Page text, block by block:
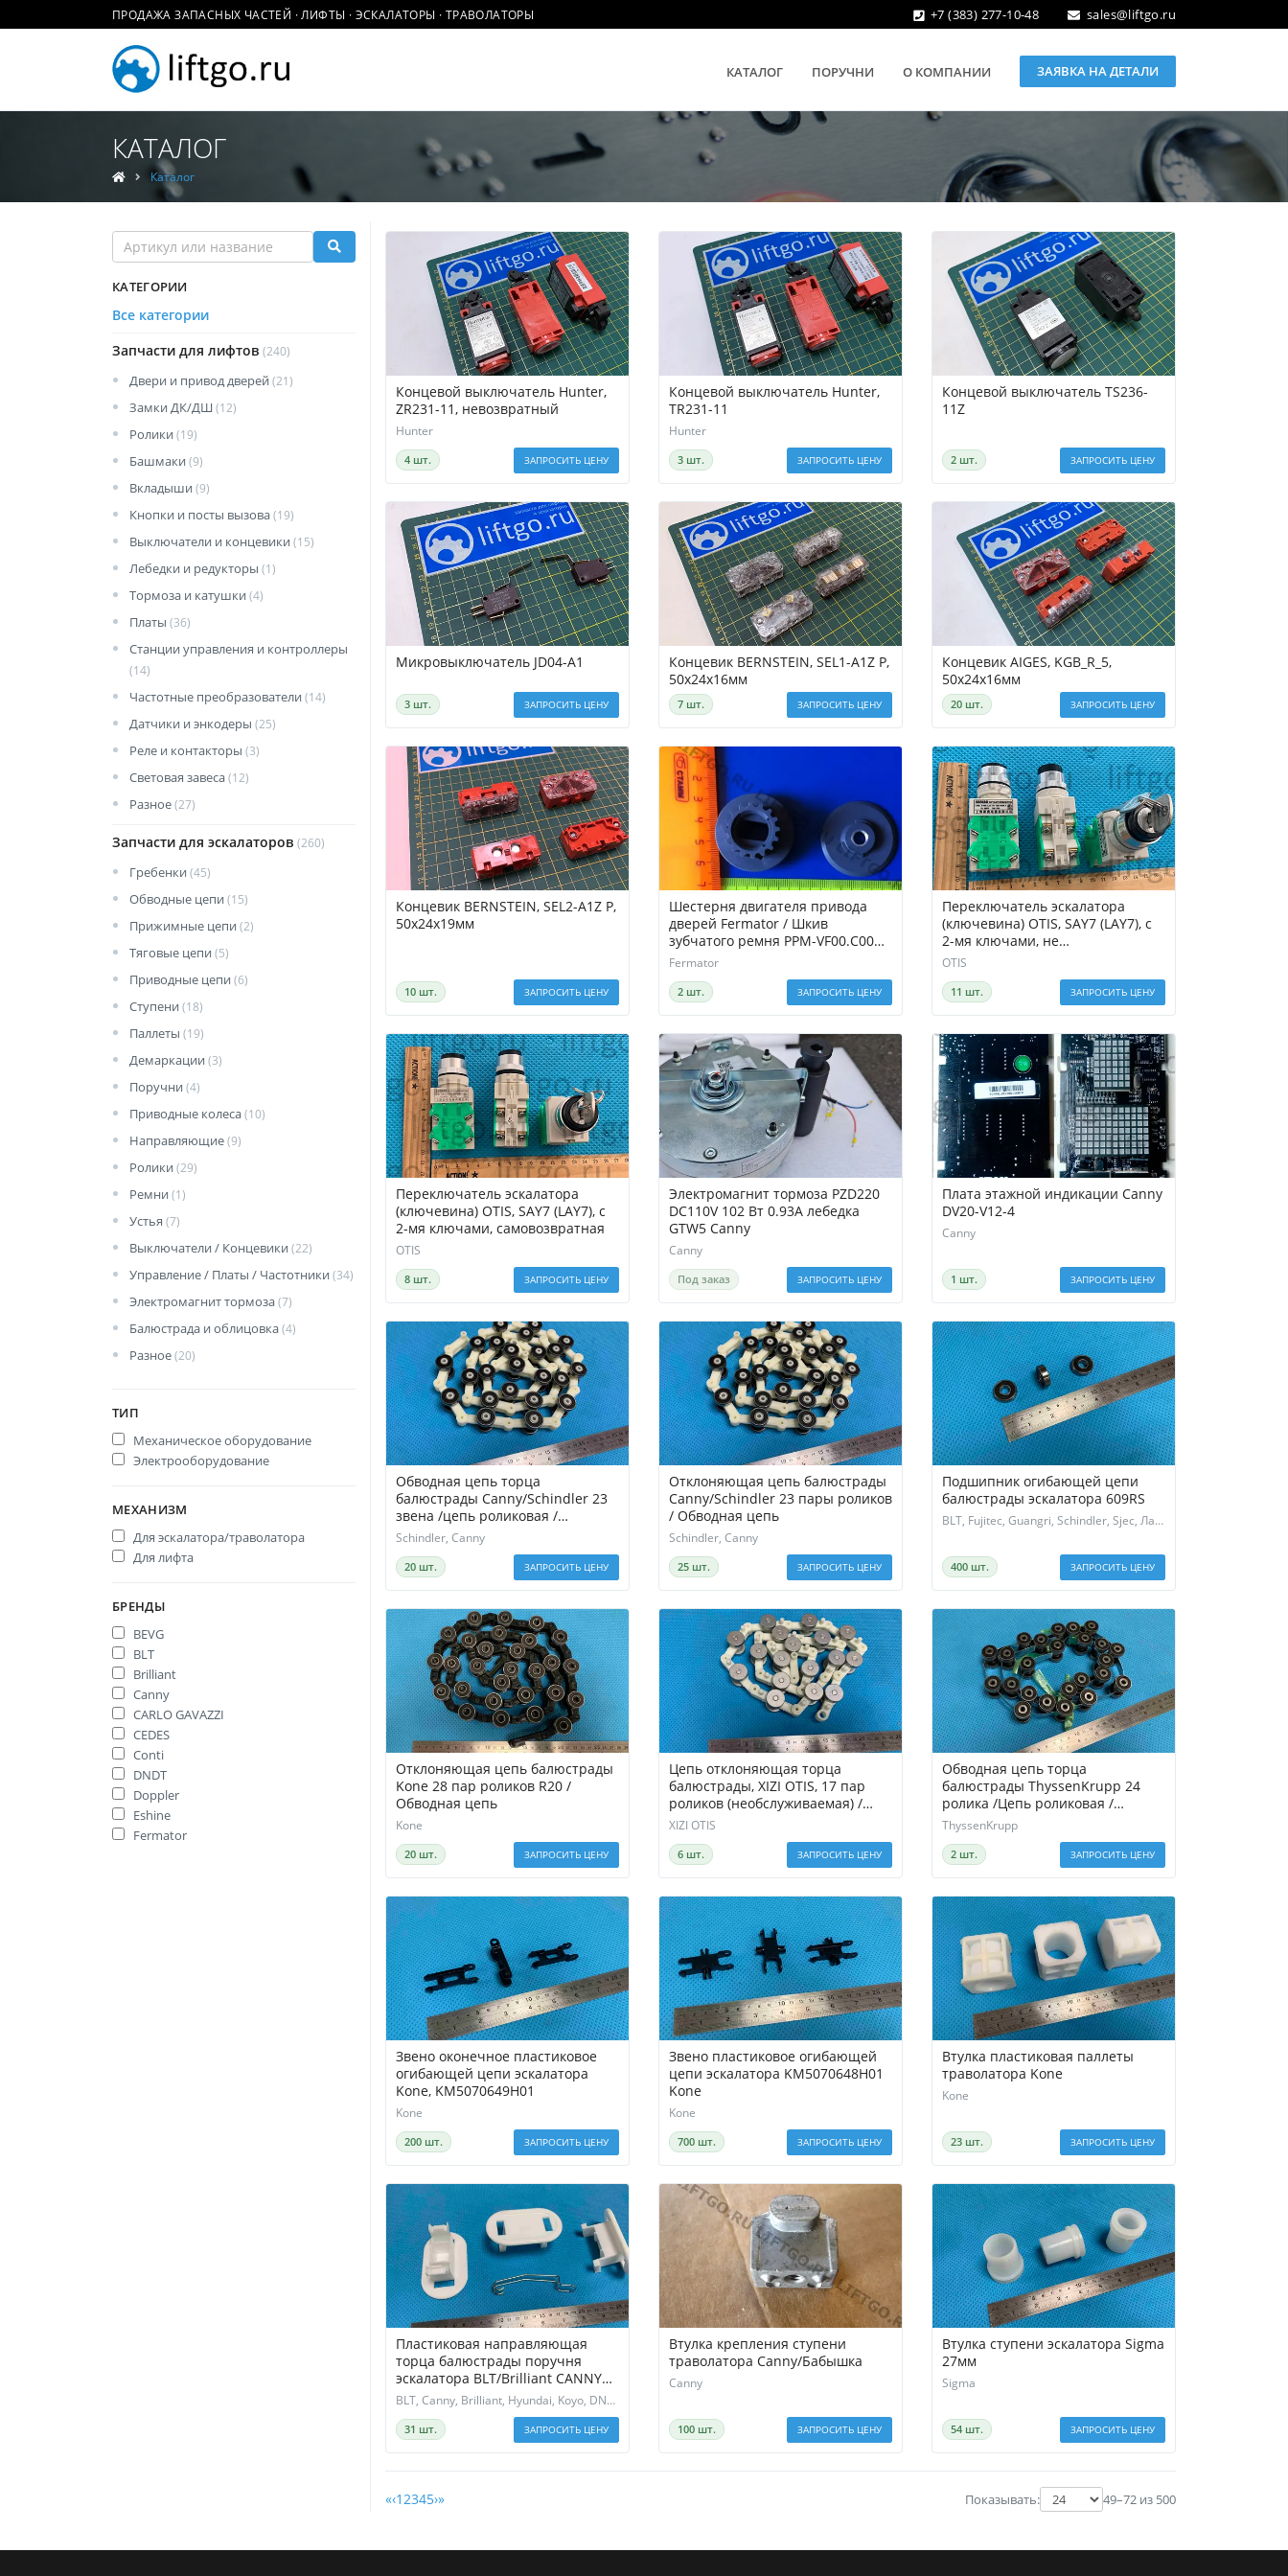
ПРОДАЖА ЗАПАСНЫХ ЧАСТЕЙ · ЛИФТЫ · ЭСКАЛАТОРЫ · ТРАВОЛАТОРЫ +7 (383) 277-10-48 sales@liftgo.ru
КАТАЛОГ ПОРУЧНИ О КОМПАНИИ ЗАЯВКА НА ДЕТАЛИ
КАТАЛОГ
Каталог
КАТЕГОРИИ
Все категории
Запчасти для лифтов (240)
Двери и привод дверей (21)
Замки ДК/ДШ(12)
Ролики (19)
Башмаки (9)
Вкладыши (9)
Кнопки и посты вызова(19)
Выключатели и концевики (15)
Лебедки и редукторы (1)
Тормоза и катушки (4)
Платы (36)
Станции управления и контроллеры
(14)
Частотные преобразователи (14)
Датчики и энкодеры (25)
Реле и контакторы (3)
Световая завеса(12)
Разное(27)
Запчасти для эскалаторов (260)
Гребенки (45)
Обводные цепи (15)
Прижимные цепи (2)
Тяговые цепи (5)
Приводные цепи (6)
Ступени (18)
Паллеты (19)
Демаркации (3)
Поручни (4)
Приводные колеса(10)
Направляющие(9)
Ролики (29)
Ремни (1)
Устья (7)
Выключатели / Концевики (22)
Управление / Платы / Частотники (34)
Электромагнит тормоза(7)
Балюстрада и облицовка(4)
Разное(20)
ТИП
Механическое оборудование
Электрооборудование
МЕХАНИЗМ
Для эскалатора/траволатора
Для лифта
БРЕНДЫ
BEVG
BLT
Brilliant
Canny
CARLO GAVAZZI
CEDES
Conti
DNDT
Doppler
Eshine
Fermator
Концевой выключатель Hunter,
ZR231-11, невозвратный
Hunter
4 шт. ЗАПРОСИТЬ ЦЕНУ
Концевой выключатель Hunter,
TR231-11
Hunter
3 шт. ЗАПРОСИТЬ ЦЕНУ
Концевой выключатель TS236-
11Z
2 шт. ЗАПРОСИТЬ ЦЕНУ
Микровыключатель JD04-A1
3 шт. ЗАПРОСИТЬ ЦЕНУ
Концевик BERNSTEIN, SEL1-A1Z P,
50х24х16мм
7 шт. ЗАПРОСИТЬ ЦЕНУ
Концевик AIGES, KGB_R_5,
50х24х16мм
20 шт. ЗАПРОСИТЬ ЦЕНУ
Концевик BERNSTEIN, SEL2-A1Z P,
50х24х19мм
10 шт. ЗАПРОСИТЬ ЦЕНУ
Шестерня двигателя привода
дверей Fermator / Шкив
зубчатого ремня PPM-VF00.C0000
с магнитом Fermator
Fermator
2 шт. ЗАПРОСИТЬ ЦЕНУ
Переключатель эскалатора
(ключевина) OTIS, SAY7 (LAY7), с
2-мя ключами, не
самовозвратная
OTIS
11 шт. ЗАПРОСИТЬ ЦЕНУ
Переключатель эскалатора
(ключевина) OTIS, SAY7 (LAY7), с
2-мя ключами, самовозвратная
OTIS
8 шт. ЗАПРОСИТЬ ЦЕНУ
Электромагнит тормоза PZD220
DC110V 102 Вт 0.93A лебедка
GTW5 Canny
Canny
Под заказ ЗАПРОСИТЬ ЦЕНУ
Плата этажной индикации Canny
DV20-V12-4
Canny
1 шт. ЗАПРОСИТЬ ЦЕНУ
Обводная цепь торца
балюстрады Canny/Schindler 23
звена /цепь роликовая /
обводная рейка поручня
Schindler, Canny
20 шт. ЗАПРОСИТЬ ЦЕНУ
Отклоняющая цепь балюстрады
Canny/Schindler 23 пары роликов
/ Обводная цепь
Schindler, Canny
25 шт. ЗАПРОСИТЬ ЦЕНУ
Подшипник огибающей цепи
балюстрады эскалатора 609RS
BLT, Fujitec, Guangri, Schindler, Sjec, Латрэс
400 шт. ЗАПРОСИТЬ ЦЕНУ
Отклоняющая цепь балюстрады
Kone 28 пар роликов R20 /
Обводная цепь
Kone
20 шт. ЗАПРОСИТЬ ЦЕНУ
Цепь отклоняющая торца
балюстрады, XIZI OTIS, 17 пар
роликов (необслуживаемая) /
Обводная цепь
XIZI OTIS
6 шт. ЗАПРОСИТЬ ЦЕНУ
Обводная цепь торца
балюстрады ThyssenKrupp 24
ролика /Цепь роликовая /
Обводная рейка поручня
ThyssenKrupp
2 шт. ЗАПРОСИТЬ ЦЕНУ
Звено оконечное пластиковое
огибающей цепи эскалатора
Kone, KM5070649H01
Kone
200 шт. ЗАПРОСИТЬ ЦЕНУ
Звено пластиковое огибающей
цепи эскалатора KM5070648H01
Kone
Kone
700 шт. ЗАПРОСИТЬ ЦЕНУ
Втулка пластиковая паллеты
траволатора Kone
Kone
23 шт. ЗАПРОСИТЬ ЦЕНУ
Пластиковая направляющая
торца балюстрады поручня
эскалатора BLT/Brilliant CANNY
DNDT HYUNDAI Elevator Koyo SSL
/ Башмак
BLT, Canny, Brilliant, Hyundai, Koyo, DNDT, SSL
31 шт. ЗАПРОСИТЬ ЦЕНУ
Втулка крепления ступени
траволатора Canny/Бабышка
Canny
100 шт. ЗАПРОСИТЬ ЦЕНУ
Втулка ступени эскалатора Sigma
27мм
Sigma
54 шт. ЗАПРОСИТЬ ЦЕНУ
«‹1 2345›» Показывать: 49–72 из 500